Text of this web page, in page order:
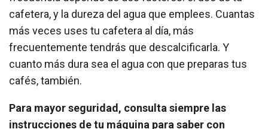
cafetera, y la dureza del agua que emplees. Cuantas
más veces uses tu cafetera al día, más
frecuentemente tendrás que descalcificarla. Y
cuanto más dura sea el agua con que preparas tus
cafés, también.
Para mayor seguridad, consulta siempre las
instrucciones de tu máquina para saber con